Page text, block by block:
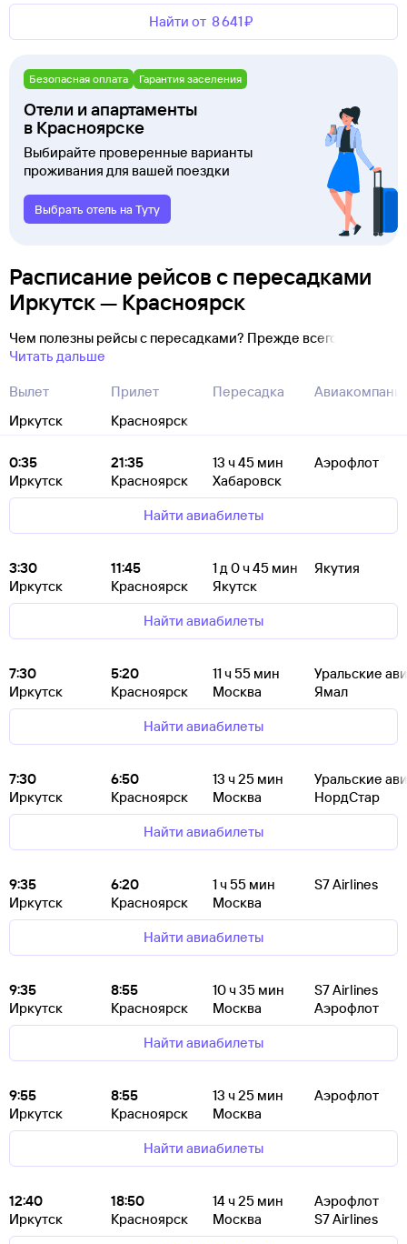
Найти от 8 ⁠641 ⁠₽
Безопасная оплата Гарантия заселения
Отели и апартаменты
в Красноярске
Выбирайте проверенные варианты
проживания для вашей поездки
Выбрать отель на Туту
Расписание рейсов с пересадками
Иркутск — Красноярск
Чем полезны рейсы с пересадками? Прежде всего
Читать дальше
Вылет
Иркутск
Прилет
Красноярск
Пересадка
0:35
Иркутск
21:35
Красноярск
13 ч 45 мин
Хабаровск
Аэрофлот
Найти авиабилеты
3:30
Иркутск
11:45
Красноярск
1д 0ч 45 мин
Якутск
Якутия
Найти авиабилеты
7:30
Иркутск
5:20
Красноярск
11ч 55 мин
Москва
Уральские
Ямал
Найти авиабилеты
7:30
Иркутск
6:50
Красноярск
13 ч 25 мин
Москва
Уральские
НордСтар
Найти авиабилеты
9:35
Иркутск
6:20
Красноярск
1ч 55 мин
Москва
S7 Airlines
Найти авиабилеты
9:35
Иркутск
8:55
Красноярск
10ч 35 мин
Москва
S7 Airlines
Аэрофлот
Найти авиабилеты
9:55
Иркутск
8:55
Красноярск
13 ч 25 мин
Москва
Аэрофлот
Найти авиабилеты
12:40
Иркутск
18:50
Красноярск
14ч 25 мин
Москва
Аэрофлот
S7 Airlines